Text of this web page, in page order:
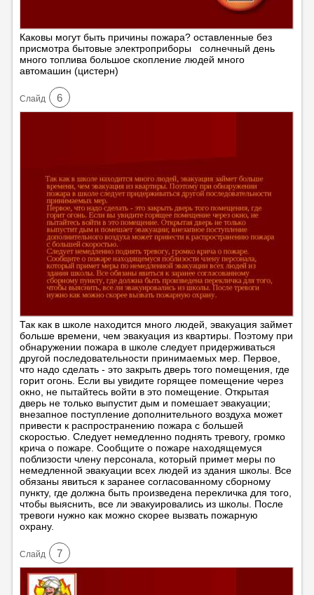
Каковы могут быть причины пожара? оставленные без
присмотра бытовые электроприборы солнечный день
много топлива большое скопление людей много
автомашин (цистерн)
Cлайд 6
Так как в школе находится много людей, эвакуация займет
больше времени, чем эвакуация из квартиры. Поэтому при
обнаружении пожара в школе следует придерживаться
другой последовательности принимаемых мер. Первое,
что надо сделать - это закрыть дверь того помещения, где
горит огонь. Если вы увидите горящее помещение через
окно, не пытайтесь войти в это помещение. Открытая
дверь не только выпустит дым и помешает эвакуации;
внезапное поступление дополнительного воздуха может
привести к распространению пожара с большей
скоростью. Следует немедленно поднять тревогу, громко
крича о пожаре. Сообщите о пожаре находящемуся
поблизости члену персонала, который примет меры по
немедленной эвакуации всех людей из здания школы. Все
обязаны явиться к заранее согласованному сборному
пункту, где должна быть произведена перекличка для того,
чтобы выяснить, все ли эвакуировались из школы. После
тревоги нужно как можно скорее вызвать пожарную
охрану.
Cлайд 7